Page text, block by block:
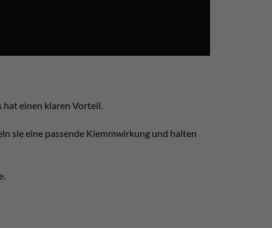
hat einen klaren Vorteil.
sie eine passende Klemmwirkung und halten